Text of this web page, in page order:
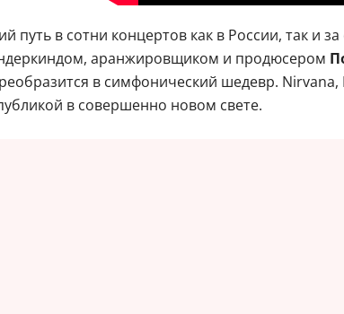
путь в сотни концертов как в России, так
аранжировщиком и продюсером
в симфонический шедевр.
в совершенно новом свете.